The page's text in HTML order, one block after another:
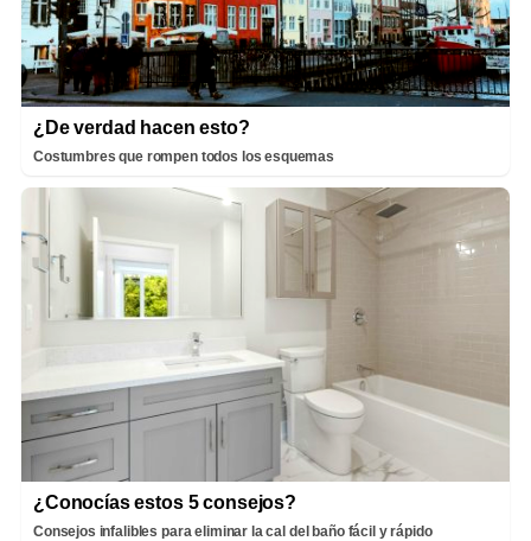
¿De verdad hacen esto?
Costumbres que rompen todos los esquemas
¿Conocías estos 5 consejos?
Consejos infalibles para eliminar la cal del baño fácil y rápido